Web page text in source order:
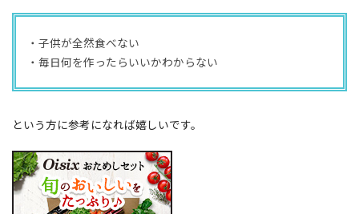
・子供が全然食べない
・毎日何を作ったらいいかわからない
という方に参考になれば嬉しいです。